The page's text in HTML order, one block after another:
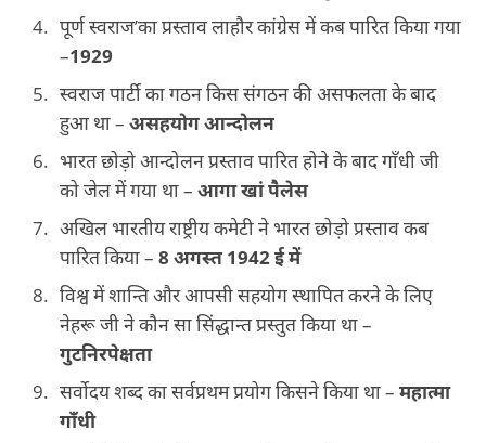
पूर्ण स्वराज’का प्रस्ताव लाहौर कांग्रेस में कब पारित किया गया
–1929
स्वराज पार्टी का गठन किस संगठन की असफलता के बाद
हुआ था – असहयोग आन्दोलन
भारत छोड़ो आन्दोलन प्रस्ताव पारित होने के बाद गाँधी जी
को जेल में गया था – आगा खां पैलेस
अखिल भारतीय राष्ट्रीय कमेटी ने भारत छोड़ो प्रस्ताव कब
पारित किया – 8 अगस्त 1942 ई में
विश्व में शान्ति और आपसी सहयोग स्थापित करने के लिए
नेहरू जी ने कौन सा सिंद्धान्त प्रस्तुत किया था –
गुटनिरपेक्षता
सर्वोदय शब्द का सर्वप्रथम प्रयोग किसने किया था – महात्मा
गाँधी